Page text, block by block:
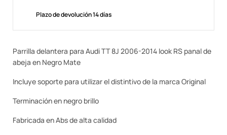
Plazo de devolución 14 días
Parrilla delantera para Audi TT 8J 2006-2014 look RS panal de
abeja en Negro Mate
Incluye soporte para utilizar el distintivo de la marca Original
Terminación en negro brillo
Fabricada en Abs de alta calidad